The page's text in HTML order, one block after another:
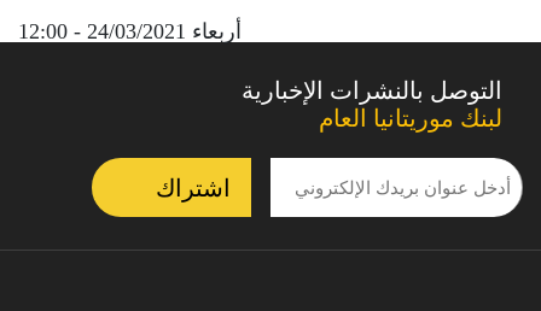
أربعاء 24/03/2021 - 12:00
التوصل بالنشرات الإخبارية
لبنك موريتانيا العام